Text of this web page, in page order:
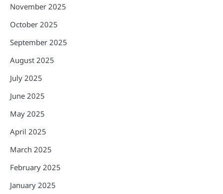
November 2025
October 2025
September 2025
August 2025
July 2025
June 2025
May 2025
April 2025
March 2025
February 2025
January 2025